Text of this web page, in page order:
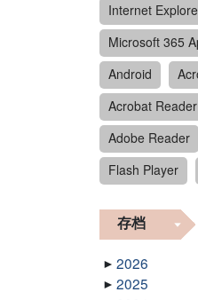
Internet
Microsoft 365
Android
Acrobat Reader
Adobe Reader
Flash Player
存档
2026
2025